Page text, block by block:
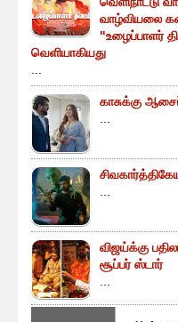
வாழ்வியலை
"உழைப்பாளர்
வெளியாகியது
காசுக்கு
விஜய்க்கு
சூப்பர் ஸ்டார்